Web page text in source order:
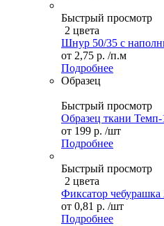
Быстрый просмотр
2 цвета
Шнур 50/35 с
от 2,75 р. /п.м
Подробнее
Образец
Быстрый просмотр
Образец ткани
от 199 р. /шт
Подробнее
Быстрый просмотр
2 цвета
Фиксатор чебурашка
от 0,81 р. /шт
Подробнее